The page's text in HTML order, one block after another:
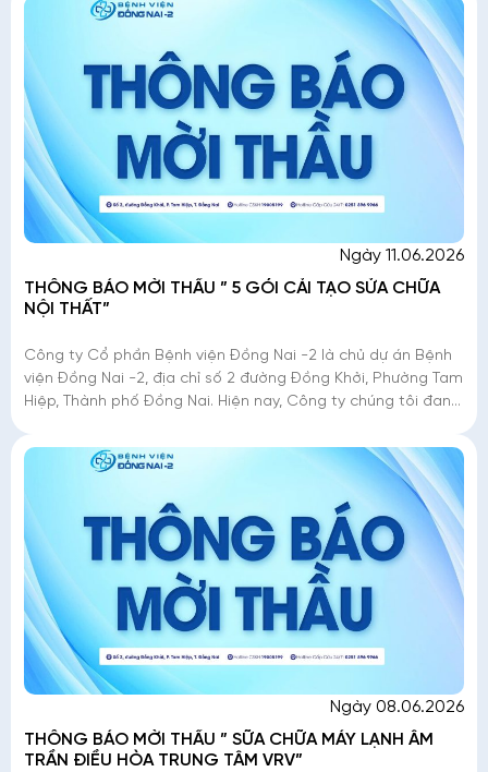
Ngày 11.06.2026
THÔNG BÁO MỜI THẦU ” 5 GÓI CẢI TẠO SỬA CHỮA
NỘI THẤT”
Công ty Cổ phần Bệnh viện Đồng Nai -2 là chủ dự án Bệnh
viện Đồng Nai -2, địa chỉ số 2 đường Đồng Khởi, Phường Tam
Hiệp, Thành phố Đồng Nai. Hiện nay, Công ty chúng tôi đang
Ngày 08.06.2026
THÔNG BÁO MỜI THẦU ” SỮA CHỮA MÁY LẠNH ÂM
TRẦN ĐIỀU HÒA TRUNG TÂM VRV”